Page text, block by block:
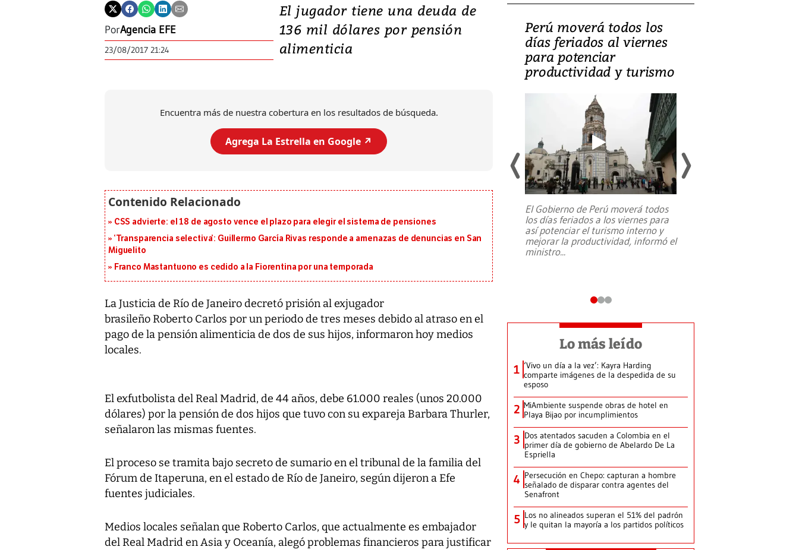
PorAgencia EFE
23/08/2017 21:24
El jugador tiene una deuda de
136 mil dólares por pensión
alimenticia
Encuentra más de nuestra cobertura en los resultados de búsqueda.
Agrega La Estrella en Google ↗️
CSS advierte: el 18 de agosto vence el plazo para elegir el sistema de pensiones
‘Transparencia selectiva’: Guillermo García Rivas responde a amenazas de denuncias en San
Miguelito
Franco Mastantuono es cedido a la Fiorentina por una temporada
La Justicia de Río de Janeiro decretó prisión al exjugador
brasileño Roberto Carlos por un periodo de tres meses debido al atraso en el
pago de la pensión alimenticia de dos de sus hijos, informaron hoy medios
locales.
El exfutbolista del Real Madrid, de 44 años, debe 61.000 reales (unos 20.000
dólares) por la pensión de dos hijos que tuvo con su expareja Barbara Thurler,
señalaron las mismas fuentes.
El proceso se tramita bajo secreto de sumario en el tribunal de la familia del
Fórum de Itaperuna, en el estado de Río de Janeiro, según dijeron a Efe
fuentes judiciales.
Medios locales señalan que Roberto Carlos, que actualmente es embajador
del Real Madrid en Asia y Oceanía, alegó problemas financieros para justificar
Video: Lula lanza su
candidatura con
promesas de inversión
Entre recuerdos y escuetas
referencias hacia sus adversarios, el
presidente de Brasil, Luiz Inácio Lula
candidatura
Perú moverá todos los
días feriados al viernes
para potenciar
productividad y turismo
El Gobierno de Perú moverá todos
los días feriados a los viernes para
así potenciar el turismo interno y
mejorar la productividad, informó el
ministro...
Lo más leído
1 ‘Vivo un día a la vez’: Kayra Harding
comparte imágenes de la despedida de su
esposo
2 MiAmbiente suspende obras de hotel en
Playa Bijao por incumplimientos
3 Dos atentados sacuden a Colombia en el
primer día de gobierno de Abelardo De La
Espriella
4 Persecución en Chepo: capturan a hombre
señalado de disparar contra agentes del
Senafront
5 Los no alineados superan el 51% del padrón
y le quitan la mayoría a los partidos políticos